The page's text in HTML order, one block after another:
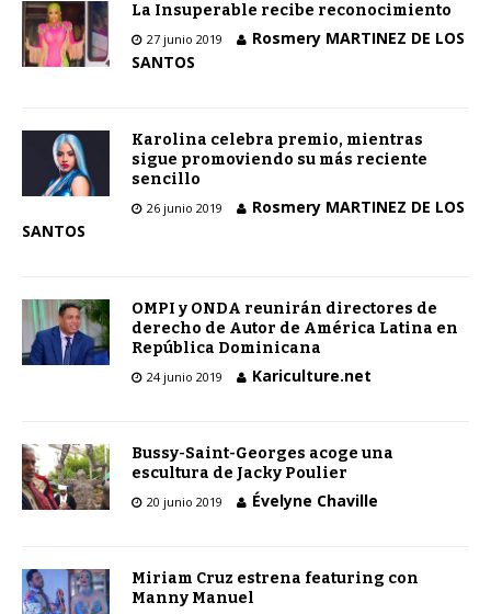
La Insuperable recibe reconocimiento
27 junio 2019
Rosmery MARTINEZ DE LOS
SANTOS
Karolina celebra premio, mientras
sigue promoviendo su más reciente
sencillo
26 junio 2019
Rosmery MARTINEZ DE LOS
SANTOS
OMPI y ONDA reunirán directores de
derecho de Autor de América Latina en
República Dominicana
24 junio 2019 Kariculture.net
Bussy-Saint-Georges acoge una
escultura de Jacky Poulier
20 junio 2019 Évelyne Chaville
Miriam Cruz estrena featuring con
Manny Manuel